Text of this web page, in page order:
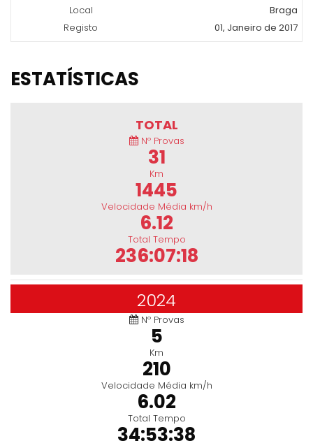
Local
Braga
Registo
01, Janeiro de 2017
ESTATÍSTICAS
TOTAL
Nº Provas
31
Km
1445
Velocidade Média km/h
6.12
Total Tempo
236:07:18
2024
Nº Provas
5
Km
210
Velocidade Média km/h
6.02
Total Tempo
34:53:38